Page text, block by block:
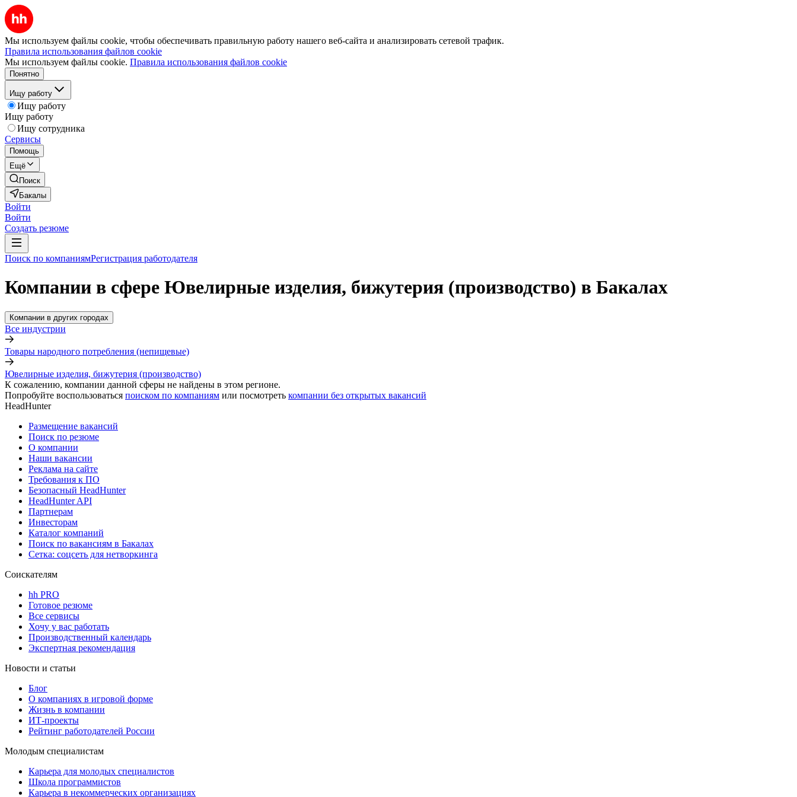
Мы используем файлы cookie, чтобы обеспечивать правильную работу нашего веб-сайта и анализировать сетевой трафик.
Правила использования файлов cookie
Мы используем файлы cookie. Правила использования файлов cookie
Понятно
Ищу работу
Ищу работу
Ищу работу
Ищу сотрудника
Сервисы
Помощь
Ещё
Поиск
Бакалы
Войти
Войти
Создать резюме
Поиск по компаниямРегистрация работодателя
Компании в сфере Ювелирные изделия, бижутерия (производство) в Бакалах
Компании в других городах
Все индустрии
Товары народного потребления (непищевые)
Ювелирные изделия, бижутерия (производство)
К сожалению, компании данной сферы не найдены в этом регионе.
Попробуйте воспользоваться поиском по компаниям или посмотреть компании без открытых вакансий
HeadHunter
Размещение вакансий
Поиск по резюме
О компании
Наши вакансии
Реклама на сайте
Требования к ПО
Безопасный HeadHunter
HeadHunter API
Партнерам
Инвесторам
Каталог компаний
Поиск по вакансиям в Бакалах
Сетка: соцсеть для нетворкинга
Соискателям
hh PRO
Готовое резюме
Все сервисы
Хочу у вас работать
Производственный календарь
Экспертная рекомендация
Новости и статьи
Блог
О компаниях в игровой форме
Жизнь в компании
ИТ-проекты
Рейтинг работодателей России
Молодым специалистам
Карьера для молодых специалистов
Школа программистов
Карьера в некоммерческих организациях